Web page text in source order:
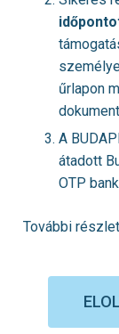
űrlapon
A
átadott
OTP
További